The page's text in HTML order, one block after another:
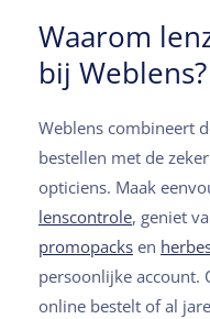
Waarom
bij Weblens?
Weblens combineert
bestellen met de
opticiens. Maak
lenscontrole, geniet
promopacks en
persoonlijke account.
online bestelt of al